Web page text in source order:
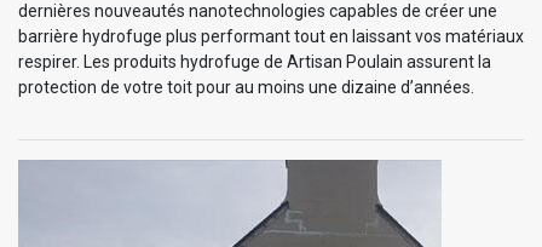
dernières nouveautés nanotechnologies capables de créer une
barrière hydrofuge plus performant tout en laissant vos matériaux
respirer. Les produits hydrofuge de Artisan Poulain assurent la
protection de votre toit pour au moins une dizaine d’années.